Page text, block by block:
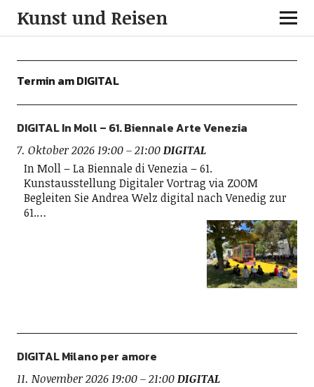
Kunst und Reisen
Termin amDIGITAL
DIGITAL In Moll – 61. Biennale Arte Venezia
7. Oktober 2026 19:00–21:00DIGITAL
In Moll – La Biennale di Venezia – 61.
Kunstausstellung Digitaler Vortrag via ZOOM
Begleiten Sie Andrea Welz digital nach Venedig zur
61.…
DIGITAL Milano per amore
11. November 2026 19:00–21:00DIGITAL